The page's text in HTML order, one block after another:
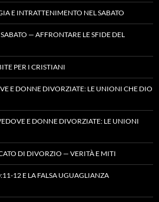
E INTRATTENIMENTO NEL SABATO
— AFFRONTARE LE SFIDE DEL
PER I CRISTIANI
E DONNE DIVORZIATE: LE UNIONI CHE DIO
E DONNE DIVORZIATE: LE UNIONI
DI DIVORZIO — VERITÀ E MITI
12 E LA FALSA UGUAGLIANZA